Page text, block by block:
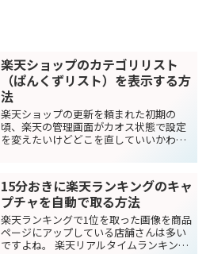
楽天ショップのカテゴリリスト
（ぱんくずリスト）を表示する方
法
楽天ショップの更新を頼まれた初期の
頃、楽天の管理画面がカオス状態で設定
を変えたいけどどこを直していいかわか
す。 楽天ショップを閲覧している際、商
品ページ上部に目にしたこ...
15分おきに楽天ランキングのキャ
プチャを自動で取る方法
楽天ランキングで1位を取った画像を商品
ページにアップしている店舗さんは多い
ですよね。 楽天リアルタイムランキング